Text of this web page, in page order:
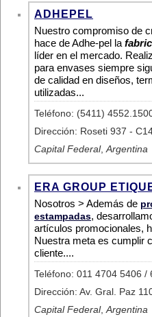
ADHEPEL
Nuestro compromiso de
hace de Adhe-pel la
líder en el mercado.
para envases siempre
de calidad en diseños,
utilizadas...
Teléfono: (5411)
Dirección: Roseti 937 -
Capital Federal, Argentina
ERA GROUP
Nosotros > Además de
estampadas,
artículos promocionales,
Nuestra meta es cumplir
cliente....
Teléfono: 011 4704 5406 /
Dirección: Av. Gral. Paz
Capital Federal, Argentina